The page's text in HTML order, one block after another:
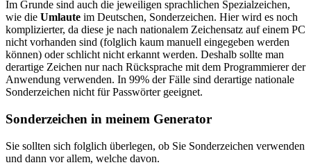
Im Grunde sind auch die jeweiligen sprachlichen Spezialzeichen,
wie die Umlaute im Deutschen, Sonderzeichen. Hier wird es noch
komplizierter, da diese je nach nationalem Zeichensatz auf einem PC
nicht vorhanden sind (folglich kaum manuell eingegeben werden
können) oder schlicht nicht erkannt werden. Deshalb sollte man
derartige Zeichen nur nach Rücksprache mit dem Programmierer der
Anwendung verwenden. In 99% der Fälle sind derartige nationale
Sonderzeichen nicht für Passwörter geeignet.
Sonderzeichen in meinem Generator
Sie sollten sich folglich überlegen, ob Sie Sonderzeichen verwenden
und dann vor allem, welche davon.